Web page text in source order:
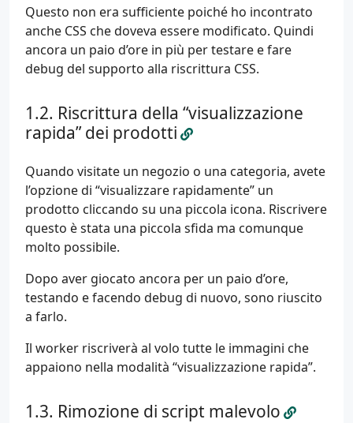
Questo non era sufficiente poiché ho incontrato
anche CSS che doveva essere modificato. Quindi
ancora un paio d’ore in più per testare e fare
debug del supporto alla riscrittura CSS.
Riscrittura della “visualizzazione
rapida” dei prodotti
Quando visitate un negozio o una categoria, avete
l’opzione di “visualizzare rapidamente” un
prodotto cliccando su una piccola icona. Riscrivere
questo è stata una piccola sfida ma comunque
molto possibile.
Dopo aver giocato ancora per un paio d’ore,
testando e facendo debug di nuovo, sono riuscito
a farlo.
Il worker riscriverà al volo tutte le immagini che
appaiono nella modalità “visualizzazione rapida”.
Rimozione di script malevolo